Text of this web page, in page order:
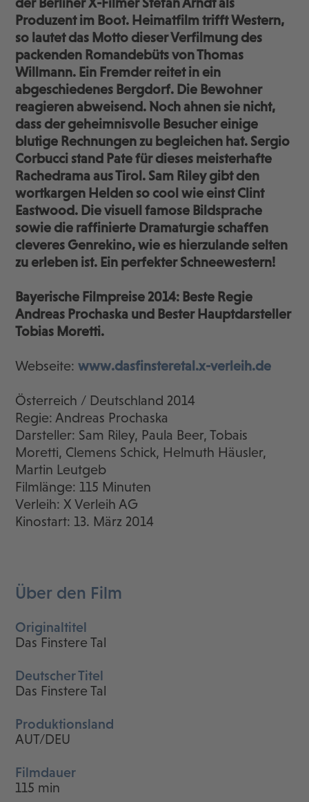
Produzent im Boot. Heimatfilm trifft Western,
so lautet das Motto dieser Verfilmung des
packenden Romandebüts von Thomas
Willmann. Ein Fremder reitet in ein
abgeschiedenes Bergdorf. Die Bewohner
reagieren abweisend. Noch ahnen sie nicht,
dass der geheimnisvolle Besucher einige
blutige Rechnungen zu begleichen hat. Sergio
Corbucci stand Pate für dieses meisterhafte
Rachedrama aus Tirol. Sam Riley gibt den
wortkargen Helden so cool wie einst Clint
Eastwood. Die visuell famose Bildsprache
sowie die raffinierte Dramaturgie schaffen
cleveres Genrekino, wie es hierzulande selten
zu erleben ist. Ein perfekter Schneewestern!
Bayerische Filmpreise 2014: Beste Regie
Andreas Prochaska und Bester Hauptdarsteller
Tobias Moretti.
Webseite:www.dasfinsteretal.x-verleih.de
Österreich / Deutschland 2014
Regie: Andreas Prochaska
Darsteller: Sam Riley, Paula Beer, Tobais
Moretti, Clemens Schick, Helmuth Häusler,
Martin Leutgeb
Filmlänge: 115 Minuten
Verleih: X Verleih AG
Kinostart: 13. März 2014
Über den Film
Originaltitel
Das Finstere Tal
Deutscher Titel
Das Finstere Tal
Produktionsland
AUT/DEU
Filmdauer
115 min